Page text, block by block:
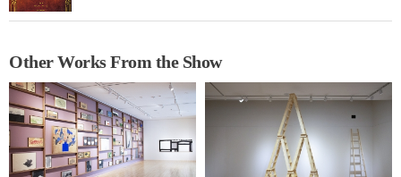
Other Works From the Show